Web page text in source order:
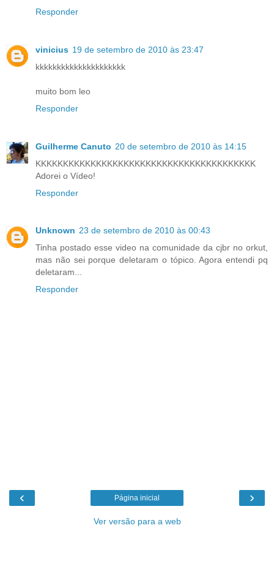
Responder
vinicius 19 de setembro de 2010 às 23:47
kkkkkkkkkkkkkkkkkkkkk
muito bom leo
Responder
Guilherme Canuto 20 de setembro de 2010 às 14:15
KKKKKKKKKKKKKKKKKKKKKKKKKKKKKKKKKKKKKKKK
Adorei o Vídeo!
Responder
Unknown 23 de setembro de 2010 às 00:43
Tinha postado esse video na comunidade da cjbr no orkut,
mas não sei porque deletaram o tópico. Agora entendi pq
deletaram...
Responder
‹ ›
Página inicial
Ver versão para a web